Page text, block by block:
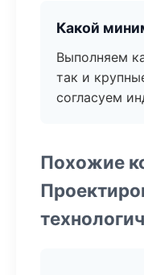
Какой
Выполняем
так и
согласуем
Похожие